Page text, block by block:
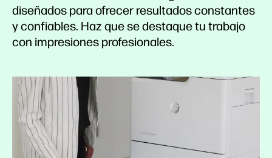
diseñados para ofrecer resultados constantes
y confiables. Haz que se destaque tu trabajo
con impresiones profesionales.